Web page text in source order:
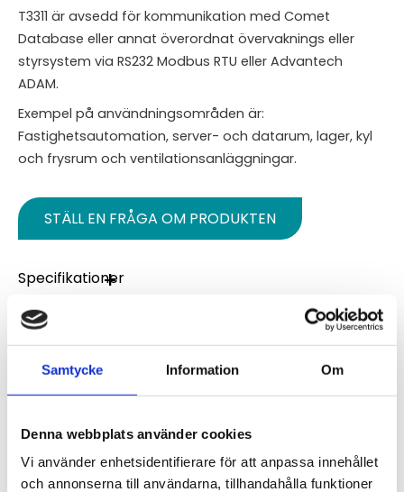
Samtycke Information Om
Denna webbplats använder cookies
Vi använder enhetsidentifierare för att anpassa innehållet
och annonserna till användarna, tillhandahålla funktioner
T3311 är avsedd för kommunikation med Comet
Database eller annat överordnat övervaknings eller
styrsystem via RS232 Modbus RTU eller Advantech
ADAM.
Exempel på användningsområden är:
Fastighetsautomation, server- och datarum, lager, kyl
och frysrum och ventilationsanläggningar.
STÄLL EN FRÅGA OM PRODUKTEN
Specifikationer
Omdömen